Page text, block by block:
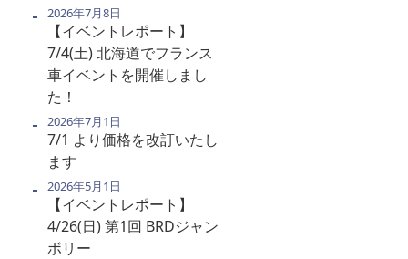
【イベントレポート】
7/4(土) 北海道でフランス
車イベントを開催しまし
た！
2026年7月8日
7/1 より価格を改訂いたし
ます
2026年7月1日
【イベントレポート】
4/26(日) 第1回 BRDジャン
ボリー
2026年5月1日